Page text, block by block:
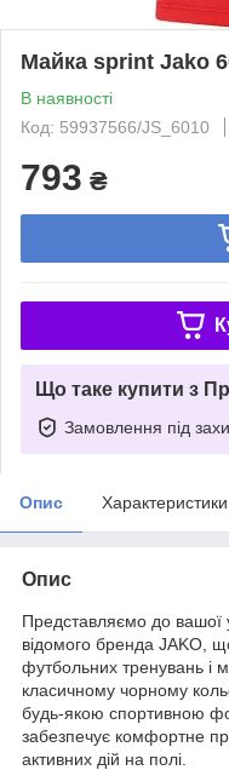
Майка sprint Jako
В наявності
Код: 59937566/JS_6010
793 ₴
Що таке купити з
Замовлення під
Опис Характеристики
Опис
Представляємо до вашої
відомого бренда JAKO,
футбольних тренувань і
класичному чорному
будь-якою спортивною
забезпечує комфортне
активних дій на полі.